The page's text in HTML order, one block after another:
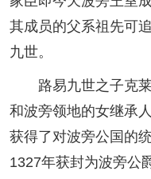
其成员的父系祖先可
九世。
路易九世之子克莱
和波旁领地的女继承
获得了对波旁公国的
1327年获封为波旁公